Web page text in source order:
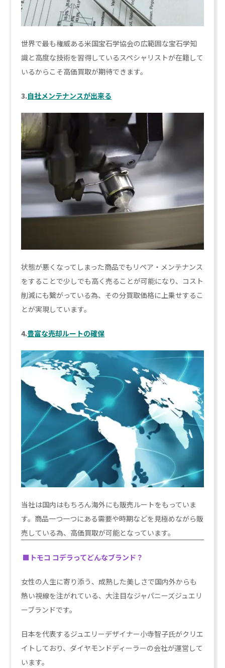
世界で最も権威ある米国宝石学協会の広範囲な宝石学知
識と高度な技術を習得しているスペシャリストが在籍して
いるからこそ高価買取が期待できます。
3.自社メンテナンスが出来る
状態が悪くなってしまった商品でもリペア・メンテナンス
をすることで少しでも高く売ることが可能になり、コスト
削減にも繋がっている為、その分買取価格に上乗せするこ
とが実現しています。
4.豊富な売却ルートの確保
当社は国内はもちろん海外にも販売ルートをもっていま
す。商品一つ一つにある需要や時期などを見極めながら販
売している為、高価買取が可能となっています。
■トモコ コデラってどんなブランド？
女性の人生に寄り添う、成熟した美しさで国内外からも
熱い視線を注がれている、大注目なジャパニーズジュエリ
ーブランドです。
日本を代表するジュエリーデザイナー小寺智子氏がクリエ
イトしており、ダイヤモンドディーラーの会社が運営して
います。